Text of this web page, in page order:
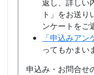
返し、詳しい
ト」をお送
ンケートをご
「申込みアン
ってもかまい
申込み・お問合せ